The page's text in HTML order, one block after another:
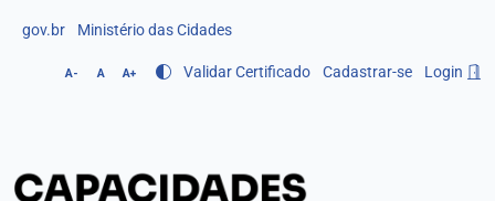
gov.br Ministério das Cidades
A- A A+ Validar Certificado Cadastrar-se Login